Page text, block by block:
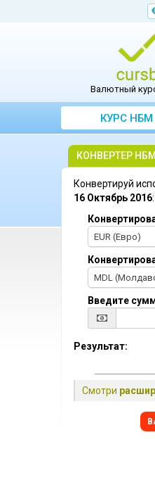
Валютный
КУРС НБМ
КОНВЕРТЕР НБМ
Конвертируй
16 Октябрь 2016:
EUR (Евро)
MDL
Введите
Результат:
Смотри